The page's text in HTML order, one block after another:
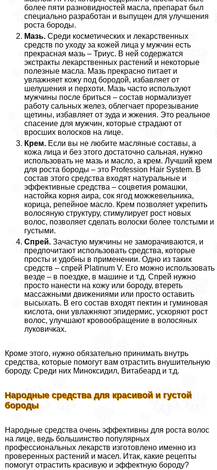
более пяти разновидностей масла, препарат был
специально разработан и выпущен для улучшения
роста бороды.
Мазь. Среди косметических и лекарственных
средств по уходу за кожей лица у мужчин есть
прекрасная мазь – Триус. В ней содержатся
экстpaкты лекарственных растений и некоторые
полезные масла. Мазь прекрасно питает и
увлажняет кожу под бородой, избавляет от
шелушения и перхоти. Мазь часто используют
мужчины после бриться – состав нормализует
работу сальных желез, облегчает прорезывание
щетины, избавляет от зуда и жжения. Это реальное
спасение для мужчин, которые страдают от
вросших волосков на лице.
Крем. Если вы не любите масляные составы, а
кожа лица и без этого достаточно сальная, нужно
использовать не мазь и масло, а крем. Лучший крем
для роста бороды – это Profession Hair System. В
состав этого средства входят натуральные и
эффективные средства – соцветия ромашки,
настойка корня аира, сок ягод можжевельника,
корица, репейное масло. Крем позволяет укрепить
волосяную структуру, стимулирует рост новых
волос, позволяет сделать волоски более толстыми и
густыми.
Спрей. Зачастую мужчины не заморачиваются, и
предпочитают использовать средства, которые
просты и удобны в применении. Одно из таких
средств – спрей Platinum V. Его можно использовать
везде – в поездке, в машине и т.д. Спрей нужно
просто нанести на кожу или бороду, втереть
массажными движениями или просто оставить
высыхать. В его состав входят пектин и гуминовая
кислота, они увлажняют эпидермис, ускоряют рост
волос, улучшают кровообращение в волосяных
луковичках.
Кроме этого, нужно обязательно принимать внутрь
средства, которые помогут вам отрастить внушительную
бороду. Среди них Миноксидил, Витабеард и т.д.
Народные средства для красивой и густой
бороды
Народные средства очень эффективны для роста волос
на лице, ведь большинство популярных
профессиональных лекарств изготовлено именно из
проверенных растений и масел. Итак, какие рецепты
помогут отрастить красивую и эффектную бороду?